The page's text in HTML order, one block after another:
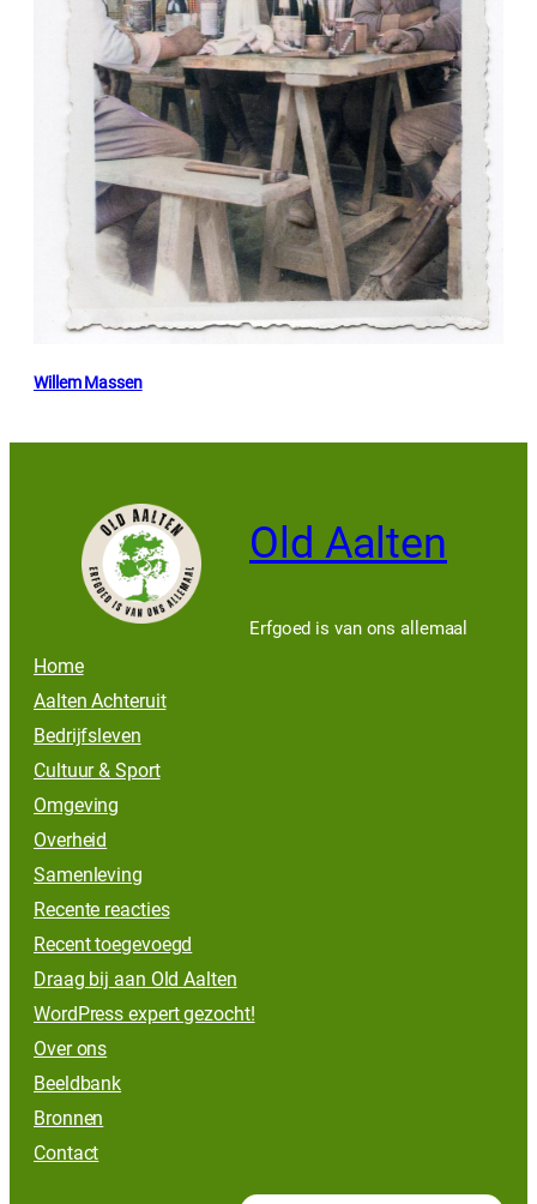
Willem Massen
Old Aalten
Erfgoed is van ons allemaal
Home
Aalten Achteruit
Bedrijfsleven
Cultuur & Sport
Omgeving
Overheid
Samenleving
Recente reacties
Recent toegevoegd
Draag bij aan Old Aalten
WordPress expert gezocht!
Over ons
Beeldbank
Bronnen
Contact